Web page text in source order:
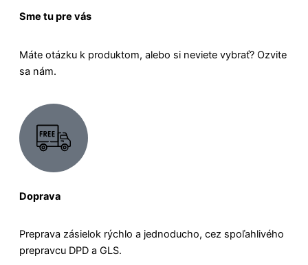
Sme tu pre vás
Máte otázku k produktom, alebo si neviete vybrať? Ozvite
sa nám.
Doprava
Preprava zásielok rýchlo a jednoducho, cez spoľahlivého
prepravcu DPD a GLS.